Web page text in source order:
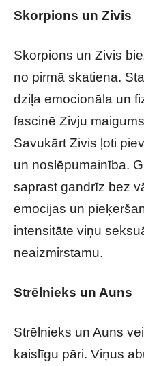
Skorpions un Zivis
Skorpions un Zivis
no pirmā skatiena.
dziļa emocionāla un
fascinē Zivju
Savukārt Zivis ļoti
un noslēpumainība.
saprast gandrīz bez
emocijas un
intensitāte viņu
neaizmirstamu.
Strēlnieks un Auns
Strēlnieks un Auns
kaislīgu pāri. Viņus